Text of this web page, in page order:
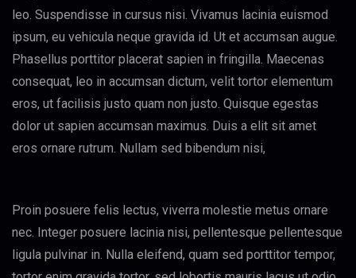
leo. Suspendisse in cursus nisi. Vivamus lacinia euismod
ipsum, eu vehicula neque gravida id. Ut et accumsan augue.
Phasellus porttitor placerat sapien in fringilla. Maecenas
consequat, leo in accumsan dictum, velit tortor elementum
eros, ut facilisis justo quam non justo. Quisque egestas
dolor ut sapien accumsan maximus. Duis a elit sit amet
eros ornare rutrum. Nullam sed bibendum nisi,
Proin posuere felis lectus, viverra molestie metus ornare
nec. Integer posuere lacinia nisi, pellentesque pellentesque
ligula pulvinar in. Nulla eleifend, quam sed porttitor tempor,